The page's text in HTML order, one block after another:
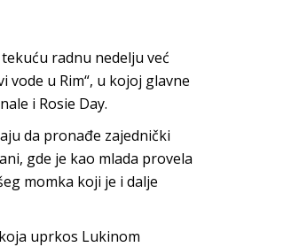
radnu nedelju već
u Rim“, u kojoj glavne
i Rosie Day.
da pronađe zajednički
gde je kao mlada provela
momka koji je i dalje
uprkos Lukinom